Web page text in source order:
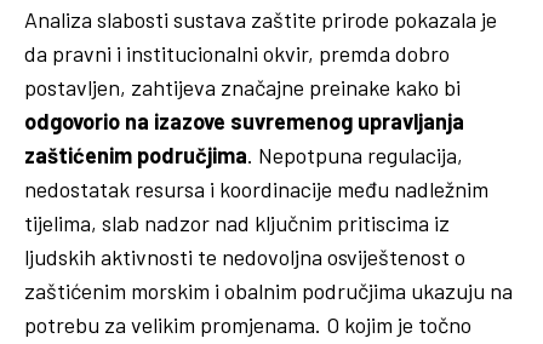
Analiza slabosti sustava zaštite prirode pokazala je
da pravni i institucionalni okvir, premda dobro
postavljen, zahtijeva značajne preinake kako bi
odgovorio na izazove suvremenog upravljanja
zaštićenim područjima. Nepotpuna regulacija,
nedostatak resursa i koordinacije među nadležnim
tijelima, slab nadzor nad ključnim pritiscima iz
ljudskih aktivnosti te nedovoljna osviještenost o
zaštićenim morskim i obalnim područjima ukazuju na
potrebu za velikim promjenama. O kojim je točno